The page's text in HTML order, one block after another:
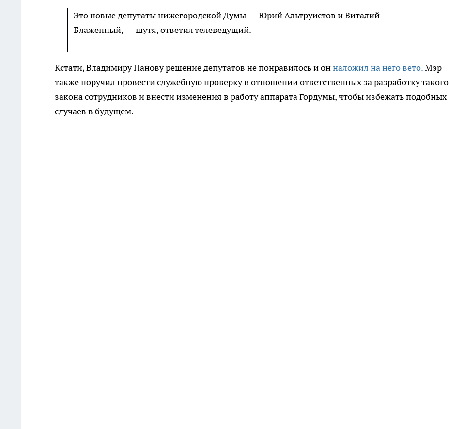
Это новые депутаты нижегородской Думы — Юрий Альтруистов и Виталий
Блаженный, — шутя, ответил телеведущий.
Кстати, Владимиру Панову решение депутатов не понравилось и онналожил на него вето.Мэр
также поручил провести служебную проверку в отношении ответственных за разработку такого
закона сотрудников и внести изменения в работу аппарата Гордумы, чтобы избежать подобных
случаев в будущем.